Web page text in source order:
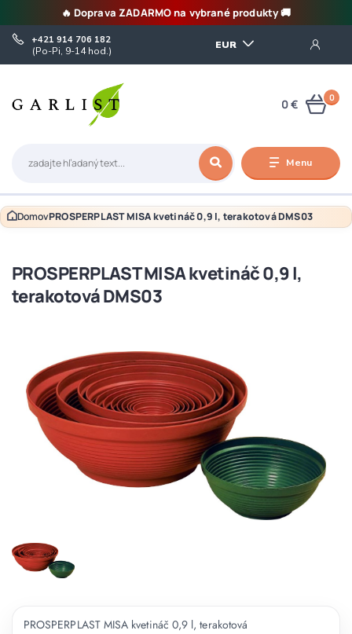
🔥 Doprava ZADARMO na vybrané produkty 🚚
Menu
EUR
+421 914 706 182
(Po-Pi, 9-14 hod.)
0
0 €
DomovPROSPERPLAST MISA kvetináč 0,9 l, terakotová DMS03
PROSPERPLAST MISA kvetináč 0,9 l,
terakotová DMS03
PROSPERPLAST MISA kvetináč 0,9 l, terakotová